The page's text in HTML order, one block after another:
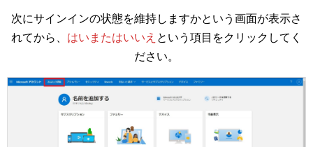
次にサインインの状態を維持しますかという画面が表示さ
れてから、 はいまたはいいえ という項目をクリックしてく
ださい。